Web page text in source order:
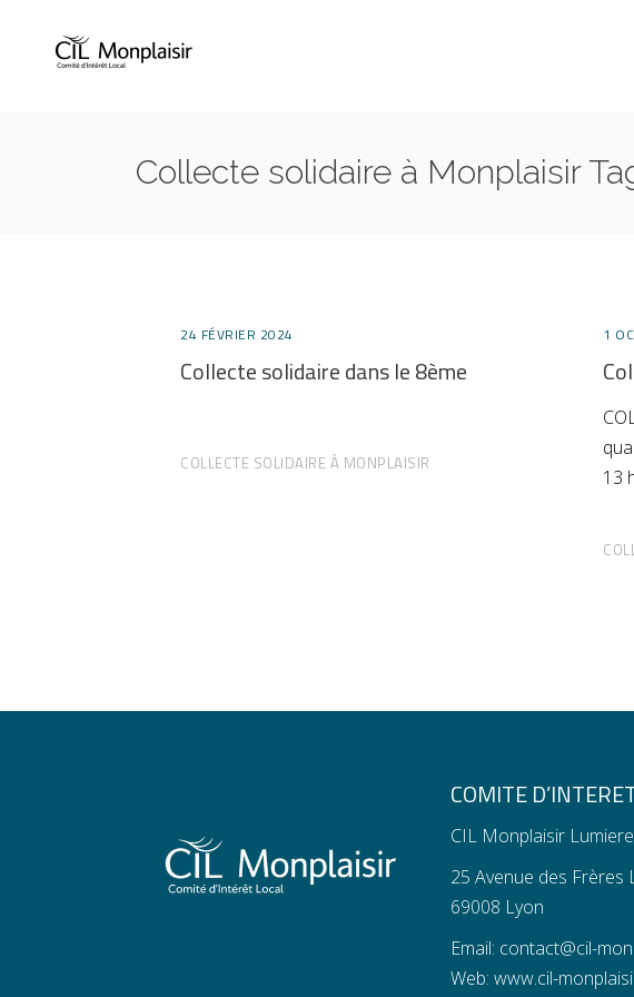
Collecte solidaire à Monplaisir
24 FÉVRIER 2024
Collecte solidaire dans le 8ème
COLLECTE SOLIDAIRE À MONPLAISIR
1
13
COMITE
CIL Monplaisir Lumiere
25 Avenue des Frères
69008 Lyon
Email: contact@cil-
Web: www.cil-